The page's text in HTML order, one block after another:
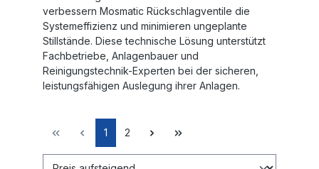
verbessern Mosmatic Rückschlagventile die
Systemeffizienz und minimieren ungeplante
Stillstände. Diese technische Lösung unterstützt
Fachbetriebe, Anlagenbauer und
Reinigungstechnik-Experten bei der sicheren,
leistungsfähigen Auslegung ihrer Anlagen.
1 2